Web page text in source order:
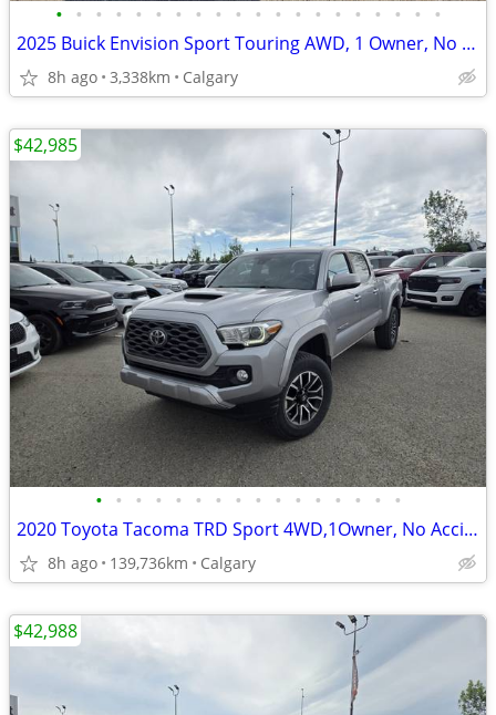
• • • • • • • • • • • • • • • • • • • •
2025 Buick Envision Sport Touring AWD, 1 Owner, No Accidents, #260671A
8h ago 3,338km Calgary
• • • • • • • • • • • • • • • •
2020 Toyota Tacoma TRD Sport 4WD,1Owner, No Accidents, Local #260000C
8h ago 139,736km Calgary
$42,985
$42,988